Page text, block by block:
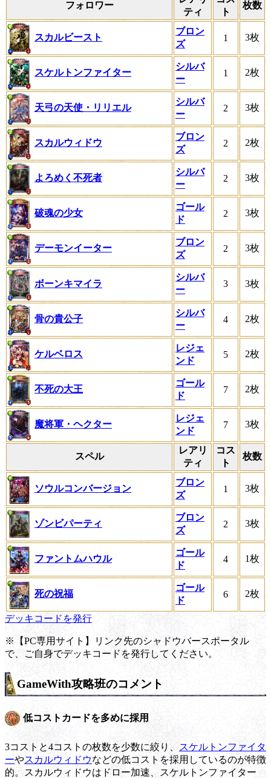
フォロワー
ティ
ト
枚数
スカルビースト
ブロン
ズ
1 3枚
スケルトンファイター
シルバ
ー
1 2枚
天弓の天使・リリエル
シルバ
ー
2 3枚
スカルウィドウ
ブロン
ズ
2 2枚
よろめく不死者
シルバ
ー
2 3枚
破魂の少女
ゴール
ド
2 3枚
デーモンイーター
ブロン
ズ
2 3枚
ボーンキマイラ
シルバ
ー
3 3枚
骨の貴公子
シルバ
ー
4 2枚
ケルベロス
レジェ
ンド
5 2枚
不死の大王
ゴール
ド
7 2枚
魔将軍・ヘクター
レジェ
ンド
7 3枚
スペル
レアリ
ティ
コス
ト
枚数
ソウルコンバージョン
ブロン
ズ
1 3枚
ゾンビパーティ
ブロン
ズ
2 3枚
ファントムハウル
ゴール
ド
4 1枚
死の祝福
ゴール
ド
6 2枚
デッキコードを発行
※【PC専用サイト】リンク先のシャドウバースポータル
で、ご自身でデッキコードを発行してください。
GameWith攻略班のコメント
低コストカードを多めに採用
3コストと4コストの枚数を少数に絞り、
スケルトンファイタ
ーやスカルウィドウなどの低コストを採用しているのが特徴
的。スカルウィドウはドロー加速、スケルトンファイター